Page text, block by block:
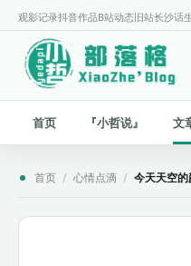
观影记录抖音作品B站动态 旧站长沙话
首页 『小哲说』 文
首页 / 心情点滴 / 今天天空的